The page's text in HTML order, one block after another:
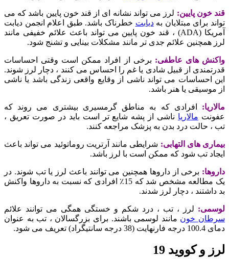
قند خون پایین: لرز می تواند نشانه ای از قند خون پایین باشد که می
تواند برای مبتلایان بهدیابت خطرناک باشد. طبق اعلام انجمن دیابت
آمریکا (ADA) ، قند خون پایین می تواند باعث علائم خفیفی مانند
لرز همچنین علائم جدی تر مانند مشکلات بینایی و تشنج شود.
واکنش های عاطفی: برخی از افراد ممکن است وقتی احساسات
قدرتمندی از قبیل شادی یا غم را احساس می کنند ، دچار لرز شوند.
این احساسات می تواند ناشی از وقایع واقعی زندگی باشد یا ناشی
از موسیقی یا هنر باشد.
مالاریا: افرادی که به مناطق گرمسیری بیشتری می روند که
عفونت مالاریا ناشی از پشه شایع تر است باید در صورت تعریق ،
تب ، حالت درد بدن به پزشک مراجعه کنند.
بیماری های التهابی: شرایطی مانند آرتریت روماتوئید می تواند باعث
ایجاد تب شود که ممکن است با لرز باشد.
داروها: برخی از داروها همچنین می توانند باعث لرز یا تب شوند. در
یک مطالعه مشخص شد که 15٪ افرادی که نسبت به داروها واکنش
بد داشتند ، دچار لرز شدند.
لوسمی: لرز ، تب ، درد شکم و خستگی همگی می توانند علائم
سرطان خون مانند لوسمی باشند. برای بزرگسالان ، تب به عنوان
دمای 100.4 درجه فارنهایت (38 درجه سانتیگراد) تعریف می شود.
لرز و کووید 19